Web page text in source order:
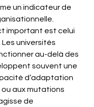
un indicateur de
important est celui
Les universités
au-delà des
souvent une
d’adaptation
aux mutations
de